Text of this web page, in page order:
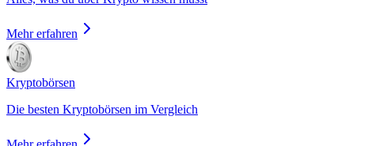
Mehr erfahren
Kryptobörsen
Die besten Kryptobörsen im Vergleich